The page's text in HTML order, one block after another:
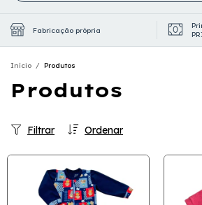
Fabricação própria
Início / Produtos
Produtos
Ordenar
Filtrar